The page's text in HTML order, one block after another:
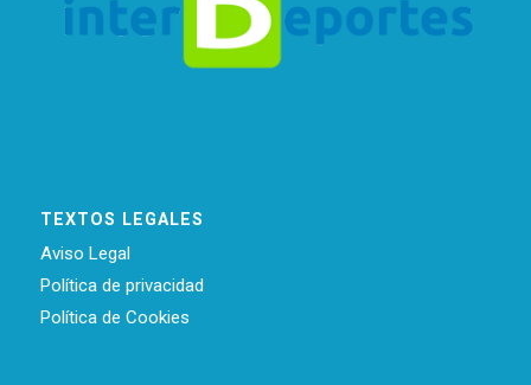
TEXTOS LEGALES
Aviso Legal
Política de privacidad
Política de Cookies